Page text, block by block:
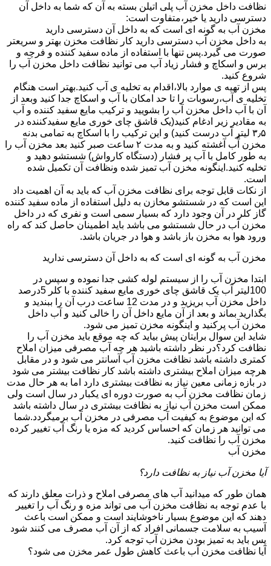
نظافت داخل مخزن آب پلی اتیلن بسته به آن که شما به داخل آن
دسترسی دارید یا خیر،متفاوت است:
مخزن آب به گونه ای است که به داخل آن دسترسی دارید
به داخل مخزن آب دسترسی دارید کار نظافت مخزن بهتر و سریعتر
صورت می گیرد.پس تنها با استفاده از ماده سفید کننده و فرچه و
برس و اسکاچ و فشار زیاد آب می توانید نظافت داخل مخزن آب را
شروع کنید.
پس از تهیه ی موارد بالا،اقدام به تخلیه ی آب کنید.بهتر است هنگام
تخلیه ی آب،رسوبات را تا حد امکان با آب و اسکاچ جدا کنید وبعد از
آن با آب داخل مخزن آب را بشویید و ترکیب مایع سفید کننده و آب
به مقادیر زیر ادغام کنید(یک قاشق چای خوری مایع سفیدکننده در
۳٫۵ لیتر آب درست کنید) و این ترکیب را با اسکاچ به تمامی بدنه
مخزن آّب آغشته کنید و به مدت ۲ ساعت صبر کنید بعد مخزن آب را
به طور کامل با آب پر فشار (دستگاه کارواش) شستشو دهید و
تخلیه کنید.اینگونه مخزن آب تمیز شده ونظافت آن تکمیل شده
است.
از نکات قابل توجه برای نظافت مخزن آب که باید به آن اهمیت داد
این است که در شستشو مخازن به دلیل استفاده از ماده سفید کننده
گاز کلر در آن وجود دارد که بسیار سمی است و نفری که در داخل
مخزن آب در حال شستشو می باشد باید اطمینان حاصل کند که راه
ورود هوا به مخزن باز باشد و هوا در جریان باشد.
مخزن آب به گونه ای است که به داخل آن دسترسی ندارید
ابتدا مخزن آب را از سیستم لوله کشی جدا نموده و سپس در
100لیتر آب یک قاشق چای خوری مایع سفید کننده با کلر 5درصد
داخل مخزن آب بریزید و در مدت 12 ساعت درب آن را ببندید و
بگذارید بماند و بعد از آن مایع داخل آن را خالی کنید و آب داخل
مخزن آب پرکنید و اینگونه مخزن تمیز می شود.
شاید این سوال برایتان پیش بیاید که چه موقع باید مخزن آب را
نظافت کرد؟در نظر داشته باشید هر چه آب مصرفی میزان املاح
کمتری داشته باشد نظافت مخزن آب آسانتر می شود و در مقابل
هرچه میزان املاح بیشتری داشته باشد کار نظافت بیشتر می شود
در بازه زمانی معین نیاز به نظافت بیشتری دارد اما به هر حال مدت
زمان نظافت مخزن آب به صورت دوره ای یکبار در سال است ولی
ممکن است مخزن آب نیاز به نظافت بیشتری در سال داشته باشد
که این موضوع به کیفیت آب مصرفی در مخزن آب برمیگردد.شما
می توانید هر زمان که احساس کردید که مزه یا رنگ آب تغییر کرده
مخزن آب را نظافت کنید.
مخزن آب
آیا مخزن آب نیاز به نظافت دارد؟
همان طور که میدانید آب های مصرفی املاح و ذرات معلق دارند که
با عدم توجه به نظافت مخزن آب می تواند مزه و رنگ آب را تغییر
دهند که این موضوع بسیار ناخوشایند است و ممکن است باعث
آسیب به سلامت جسمانی افراد که از آن آب مصرف می کنند شود
پس باید به تمیز بودن مخزن آب توجه کرد.
آیا نظافت مخزن آب باعث کاهش طول عمر مخزن می شود؟